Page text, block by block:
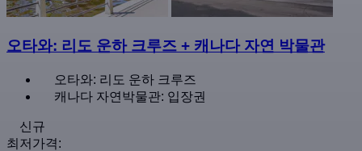
오타와: 리도 운하 크루즈 + 캐나다 자연 박물관
오타와: 리도 운하 크루즈
캐나다 자연박물관: 입장권
신규
최저가격: